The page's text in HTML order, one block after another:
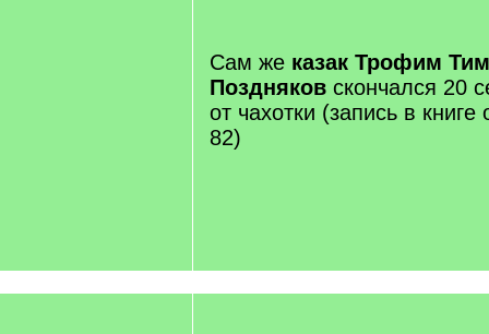
Сам же казак Трофим
Поздняков скончался 20
от чахотки (запись в
82)